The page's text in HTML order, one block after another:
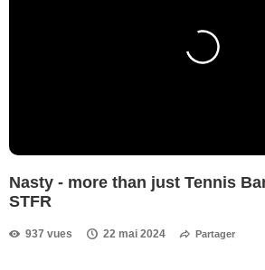
Nasty - more than just Tennis
STFR
937 vues 22 mai 2024 Partager